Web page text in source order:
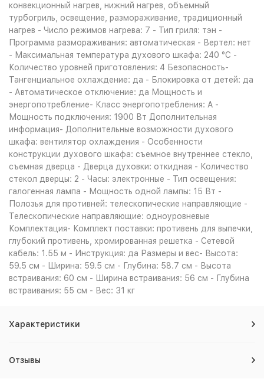
конвекционный нагрев, нижний нагрев, объемный
турбогриль, освещение, размораживание, традиционный
нагрев - Число режимов нагрева: 7 - Тип гриля: тэн -
Программа размораживания: автоматическая - Вертел: нет
- Максимальная температура духового шкафа: 240 °С -
Количество уровней приготовления: 4 Безопасность-
Тангенциальное охлаждение: да - Блокировка от детей: да
- Автоматическое отключение: да Мощность и
энергопотребление- Класс энергопотребления: A -
Мощность подключения: 1900 Вт Дополнительная
информация- Дополнительные возможности духового
шкафа: вентилятор охлаждения - Особенности
конструкции духового шкафа: съемное внутреннее стекло,
съемная дверца - Дверца духовки: откидная - Количество
стекол дверцы: 2 - Часы: электронные - Тип освещения:
галогенная лампа - Мощность одной лампы: 15 Вт -
Полозья для противней: телескопические направляющие -
Телескопические направляющие: одноуровневые
Комплектация- Комплект поставки: противень для выпечки,
глубокий противень, хромированная решетка - Сетевой
кабель: 1.55 м - Инструкция: да Размеры и вес- Высота:
59.5 см - Ширина: 59.5 см - Глубина: 58.7 см - Высота
встраивания: 60 см - Ширина встраивания: 56 см - Глубина
встраивания: 55 см - Вес: 31 кг
Характеристики
Отзывы